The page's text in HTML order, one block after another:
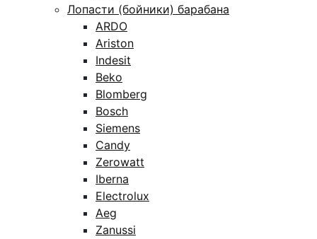
Лопасти (бойники) барабана
ARDO
Ariston
Indesit
Beko
Blomberg
Bosch
Siemens
Candy
Zerowatt
Iberna
Electrolux
Aeg
Zanussi